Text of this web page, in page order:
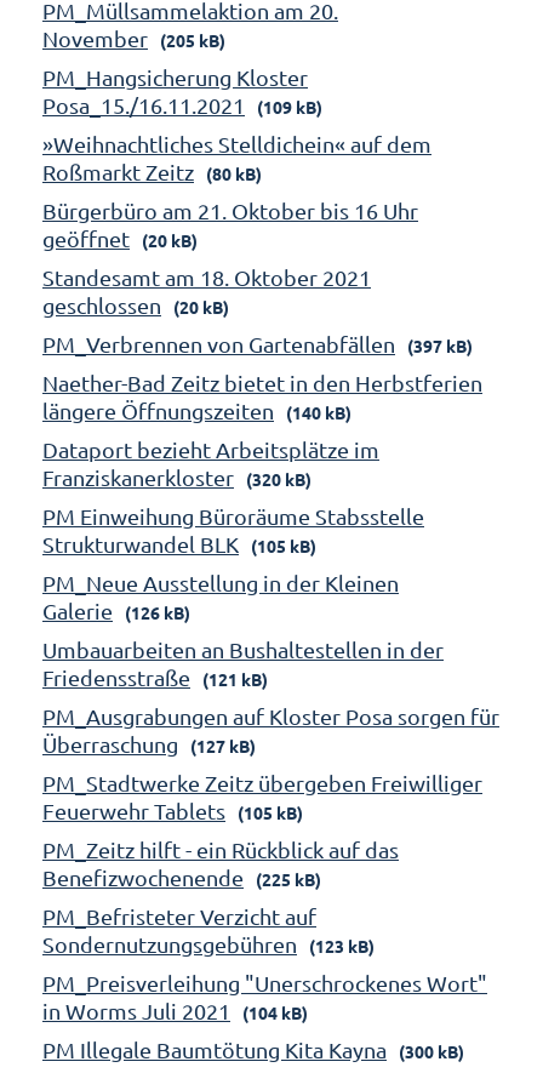
PM_Müllsammelaktion am 20.
November
(205 kB)
PM_Hangsicherung Kloster
Posa_15./16.11.2021
(109 kB)
»Weihnachtliches Stelldichein« auf dem
Roßmarkt Zeitz
(80 kB)
Bürgerbüro am 21. Oktober bis 16 Uhr
geöffnet
(20 kB)
Standesamt am 18. Oktober 2021
geschlossen
(20 kB)
PM_Verbrennen von Gartenabfällen (397 kB)
Naether-Bad Zeitz bietet in den Herbstferien
längere Öffnungszeiten
(140 kB)
Dataport bezieht Arbeitsplätze im
Franziskanerkloster
(320 kB)
PM Einweihung Büroräume Stabsstelle
Strukturwandel BLK
(105 kB)
PM_Neue Ausstellung in der Kleinen
Galerie
(126 kB)
Umbauarbeiten an Bushaltestellen in der
Friedensstraße
(121 kB)
PM_Ausgrabungen auf Kloster Posa sorgen für
Überraschung
(127 kB)
PM_Stadtwerke Zeitz übergeben Freiwilliger
Feuerwehr Tablets
(105 kB)
PM_Zeitz hilft - ein Rückblick auf das
Benefizwochenende
(225 kB)
PM_Befristeter Verzicht auf
Sondernutzungsgebühren
(123 kB)
PM_Preisverleihung "Unerschrockenes Wort"
in Worms Juli 2021
(104 kB)
PM Illegale Baumtötung Kita Kayna (300 kB)